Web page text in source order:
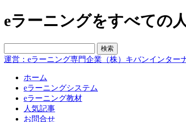
eラーニングをすべての
運営：eラーニング専門企業（株）キバンインター
ホーム
eラーニングシステム
eラーニング教材
人気記事
お問合せ